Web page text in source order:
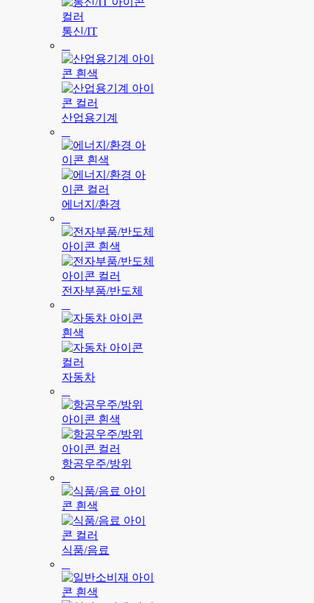
통신/IT
산업용기계
에너지/환경
전자부품/반도체
자동차
항공우주/방위
식품/음료